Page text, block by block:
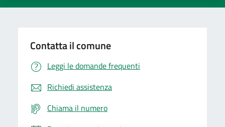
Contatta il comune
Leggi le domande frequenti
Richiedi assistenza
Chiama il numero